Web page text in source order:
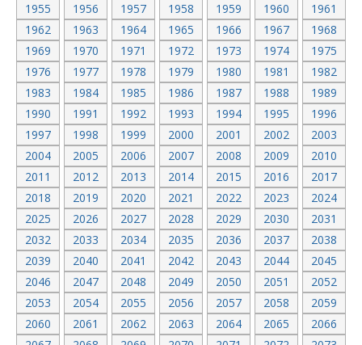
1955
1956 1957 1958 1959 1960
1961
1962
1963 1964 1965 1966 1967
1968
1969
1970 1971 1972 1973 1974
1975
1976
1977 1978 1979 1980 1981
1982
1983
1984 1985 1986 1987 1988
1989
1990
1991 1992 1993 1994 1995
1996
1997
1998 1999 2000 2001 2002
2003
2004
2005 2006 2007 2008 2009
2010
2011
2012 2013 2014 2015 2016
2017
2018
2019 2020 2021 2022 2023
2024
2025
2026 2027 2028 2029 2030
2031
2032
2033 2034 2035 2036 2037
2038
2039
2040 2041 2042 2043 2044
2045
2046
2047 2048 2049 2050 2051
2052
2053
2054 2055 2056 2057 2058
2059
2060
2061 2062 2063 2064 2065
2066